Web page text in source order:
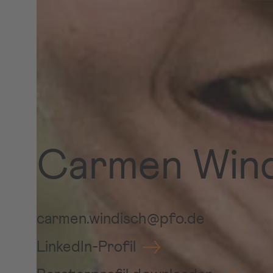
Carmen
carmen.windisch@pfo.de
LinkedIn-Profil